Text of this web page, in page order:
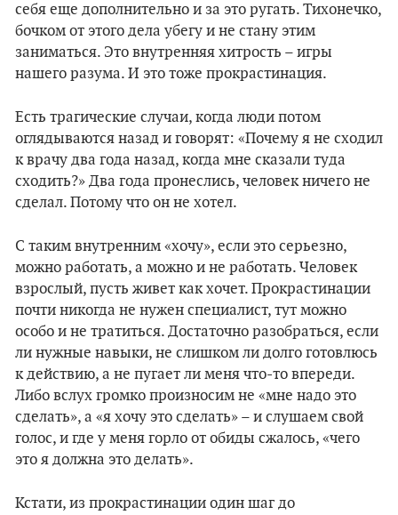
себя еще дополнительно и за это ругать. Тихонечко,
бочком от этого дела убегу и не стану этим
заниматься. Это внутренняя хитрость – игры
нашего разума. И это тоже прокрастинация.
Есть трагические случаи, когда люди потом
оглядываются назад и говорят: «Почему я не сходил
к врачу два года назад, когда мне сказали туда
сходить?» Два года пронеслись, человек ничего не
сделал. Потому что он не хотел.
С таким внутренним «хочу», если это серьезно,
можно работать, а можно и не работать. Человек
взрослый, пусть живет как хочет. Прокрастинации
почти никогда не нужен специалист, тут можно
особо и не тратиться. Достаточно разобраться, если
ли нужные навыки, не слишком ли долго готовлюсь
к действию, а не пугает ли меня что-то впереди.
Либо вслух громко произносим не «мне надо это
сделать», а «я хочу это сделать» – и слушаем свой
голос, и где у меня горло от обиды сжалось, «чего
это я должна это делать».
Кстати, из прокрастинации один шаг до